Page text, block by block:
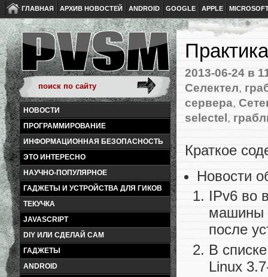
ГЛАВНАЯ АРХИВ НОВОСТЕЙ ANDROID GOOGLE APPLE
НОВОСТИ
ПРОГРАММИРОВАНИЕ
ИНФОРМАЦИОННАЯ БЕЗОПАСНОСТЬ
ЭТО ИНТЕРЕСНО
НАУЧНО-ПОПУЛЯРНОЕ
ГАДЖЕТЫ И УСТРОЙСТВА ДЛЯ ГИКОВ
ТЕКУЧКА
JAVASCRIPT
DIY ИЛИ СДЕЛАЙ САМ
ГАДЖЕТЫ
ANDROID
2013-06-24 в
Селектел,
сервера,
selectel,
Краткое
Новости
IPv6 во
машины
после
В
Linux